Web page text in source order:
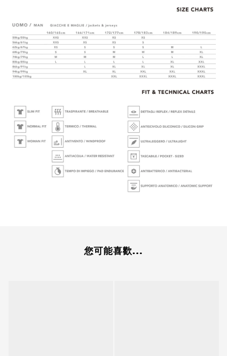
您可能喜歡...